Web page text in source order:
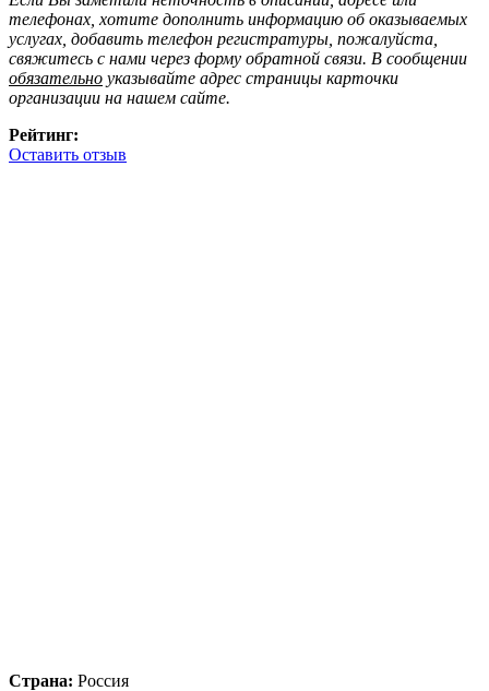
телефонах, хотите дополнить информацию об оказываемых
услугах, добавить телефон регистратуры, пожалуйста,
свяжитесь с нами через форму обратной связи. В сообщении
обязательно указывайте адрес страницы карточки
организации на нашем сайте.
Рейтинг:
Оставить отзыв
Страна: Россия